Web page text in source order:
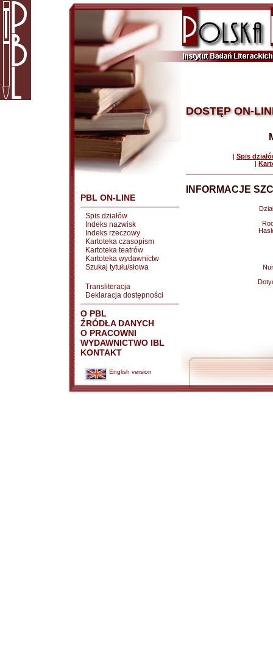
PBL ON-LINE
Spis działów
Indeks nazwisk
Indeks rzeczowy
Kartoteka czasopism
Kartoteka teatrów
Kartoteka wydawnictw
Szukaj tytułu/słowa
Transliteracja
Deklaracja dostępności
O PBL
ŹRÓDŁA DANYCH
O PRACOWNI
WYDAWNICTWO IBL
KONTAKT
English version
DOSTĘP ON-
| Spis
|
INFORMACJE